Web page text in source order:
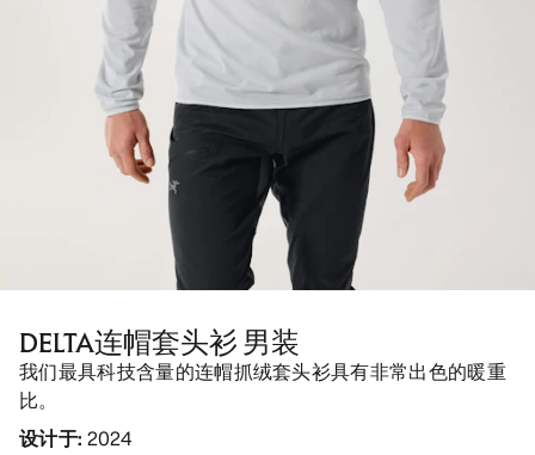
DELTA连帽套头衫 男装
我们最具科技含量的连帽抓绒套头衫具有非常出色的暖重
比。
设计于: 2024